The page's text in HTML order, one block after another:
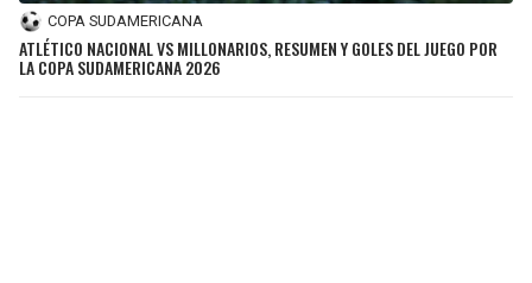
COPA SUDAMERICANA
ATLÉTICO NACIONAL VS MILLONARIOS, RESUMEN Y GOLES DEL JUEGO POR
LA COPA SUDAMERICANA 2026